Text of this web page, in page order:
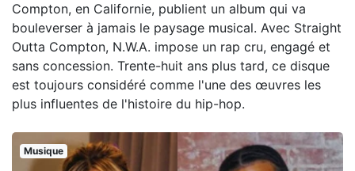
Compton, en Californie, publient un album qui va
bouleverser à jamais le paysage musical. Avec Straight
Outta Compton, N.W.A. impose un rap cru, engagé et
sans concession. Trente-huit ans plus tard, ce disque
est toujours considéré comme l'une des œuvres les
plus influentes de l'histoire du hip-hop.
Musique